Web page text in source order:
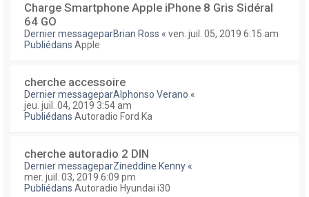
Charge Smartphone Apple iPhone 8 Gris Sidéral
64 GO
Dernier messageparBrian Ross « ven. juil. 05, 2019 6:15 am
Publiédans Apple
cherche accessoire
Dernier messageparAlphonso Verano «
jeu. juil. 04, 2019 3:54 am
Publiédans Autoradio Ford Ka
cherche autoradio 2 DIN
Dernier messageparZineddine Kenny «
mer. juil. 03, 2019 6:09 pm
Publiédans Autoradio Hyundai i30